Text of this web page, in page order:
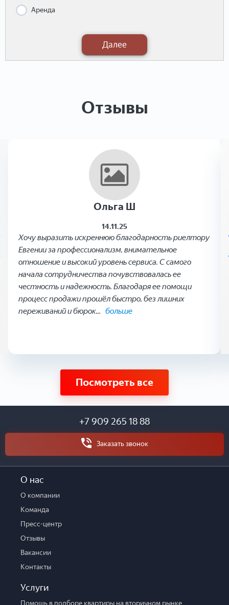
Аренда
Далее
Отзывы
Ольга Ш
14.11.25
Хочу выразить искреннюю благодарность риелтору
Евгении за профессионализм, внимательное
отношение и высокий уровень сервиса. С самого
начала сотрудничества почувствовалась ее
честность и надежность. Благодаря ее помощи
процесс продажи прошёл быстро, без лишних
переживаний и бюрок... больше
Посмотреть все
+7 909 265 18 88
Заказать звонок
О нас
О компании
Команда
Пресс-центр
Отзывы
Вакансии
Контакты
Услуги
Помощь в подборе квартиры на вторичном рынке